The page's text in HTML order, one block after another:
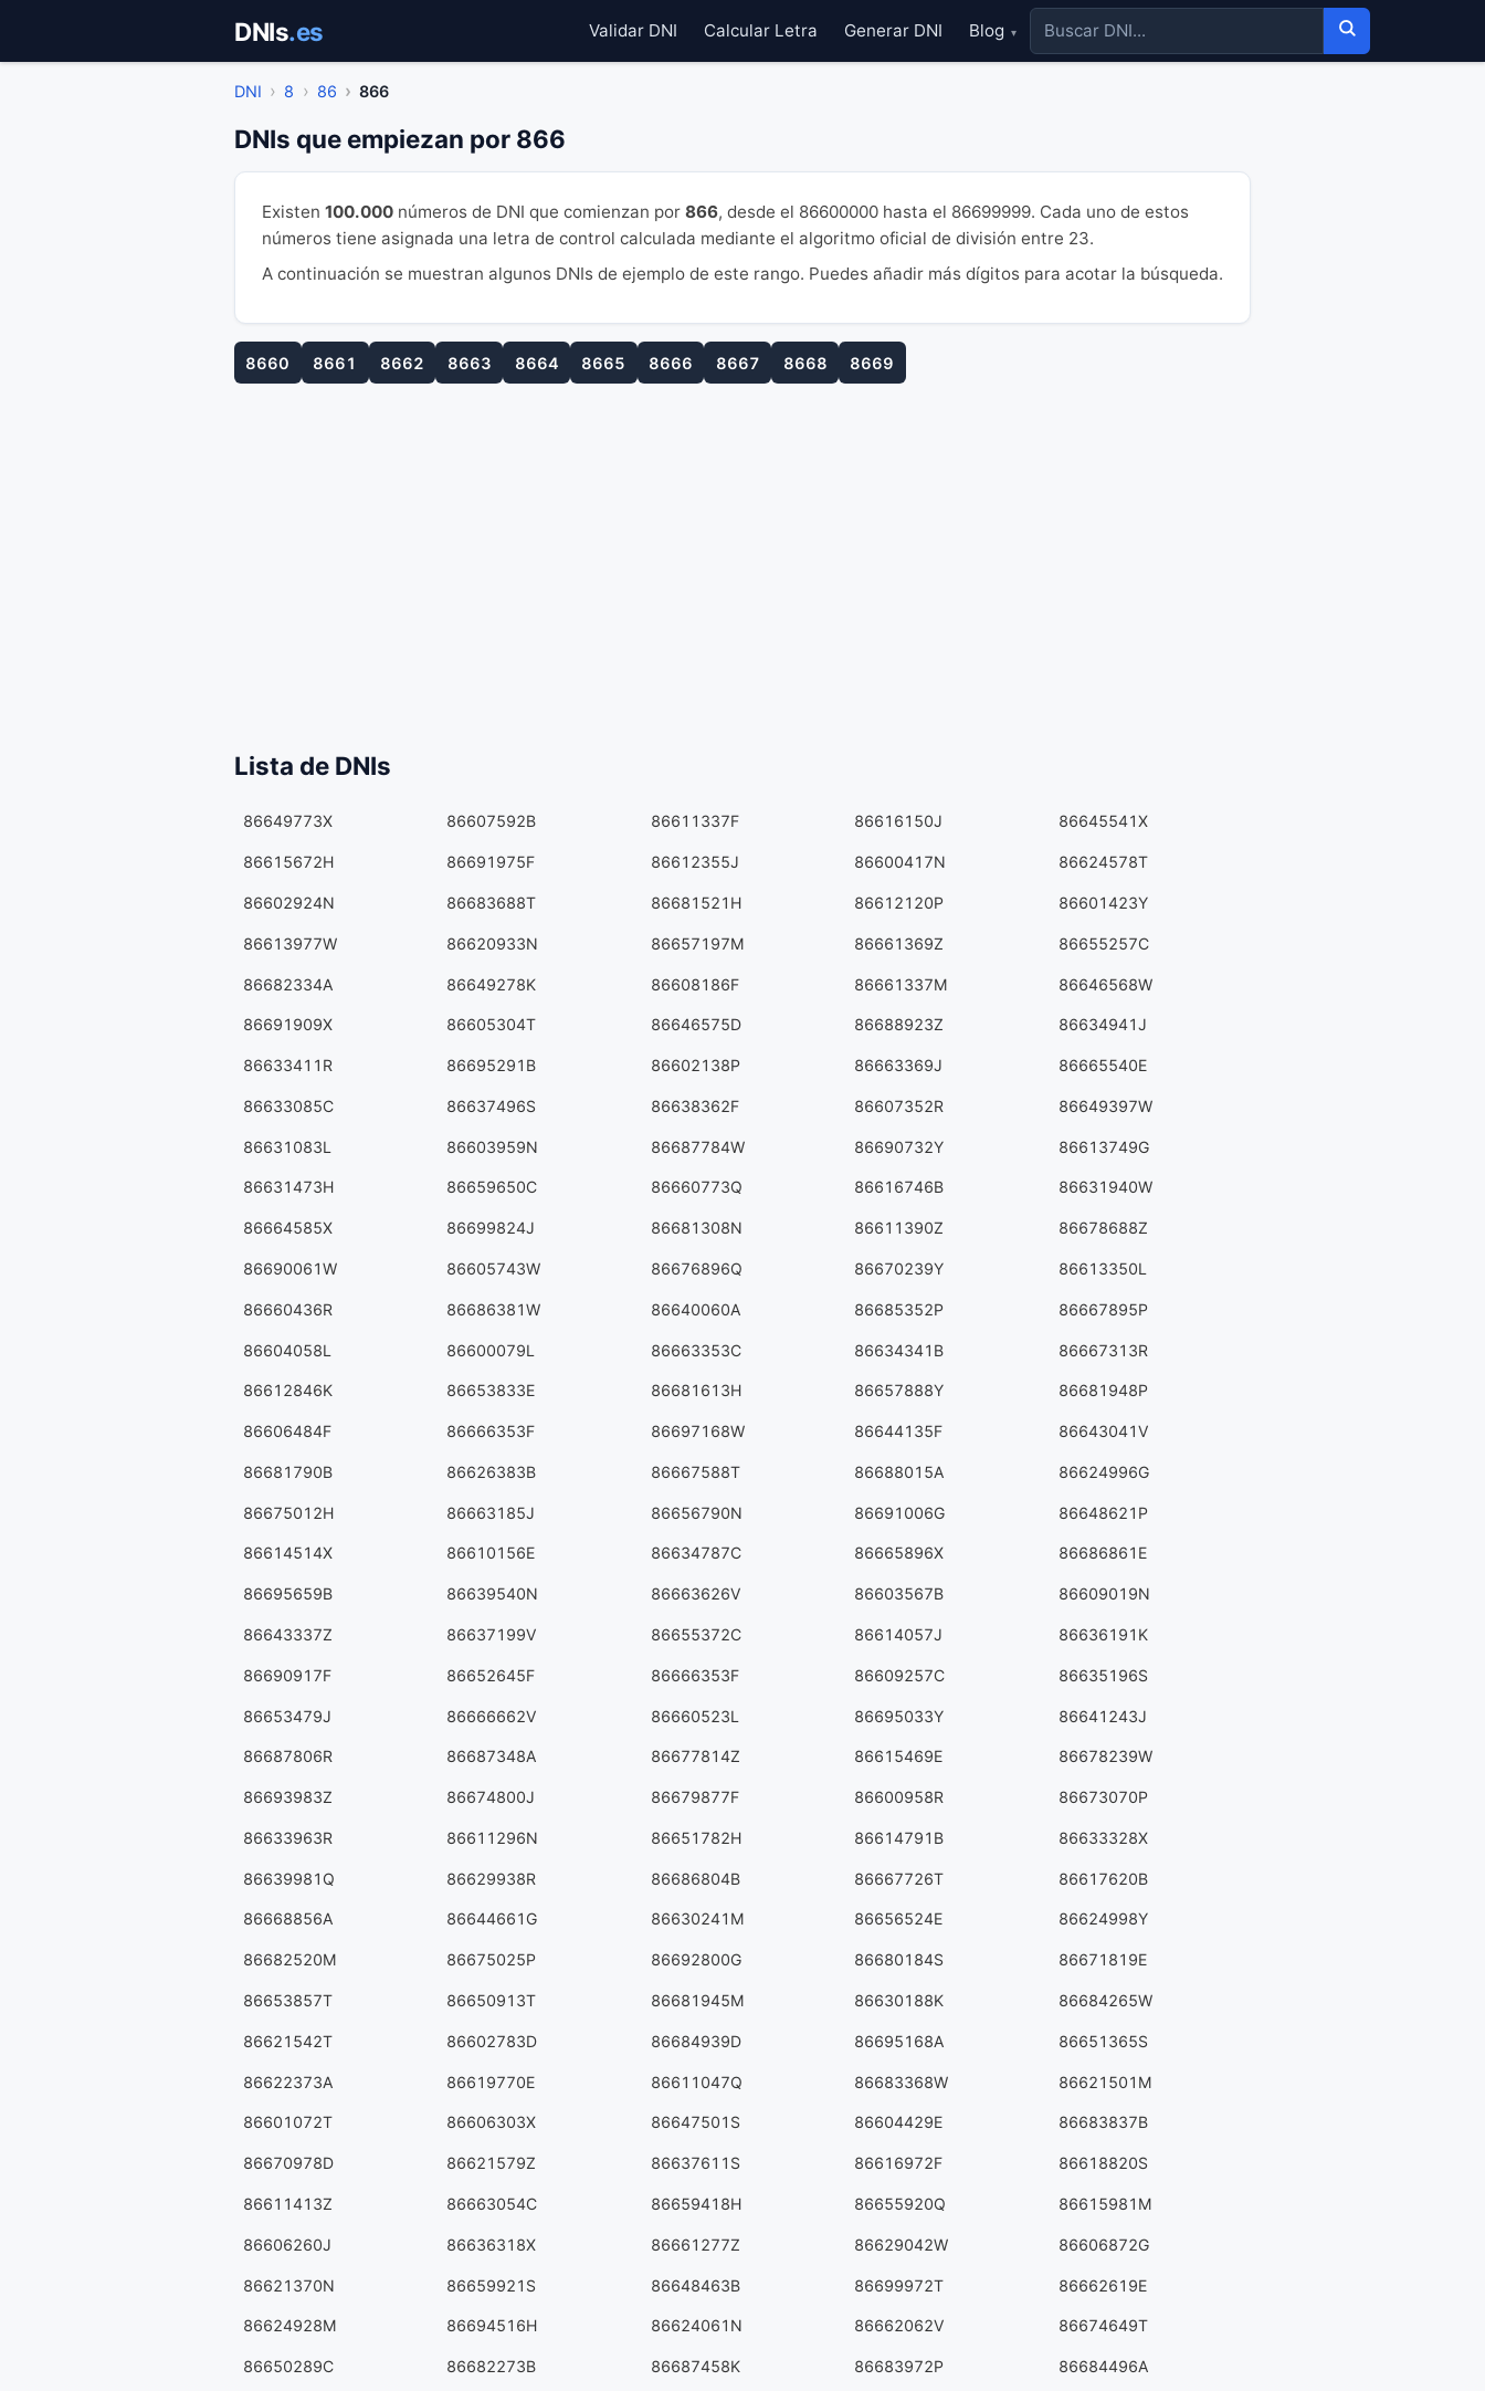
contenido
DNIs.es Validar DNI Calcular Letra Generar DNI Blog ▾
DNI 8 86 866
DNIs que empiezan por 866
Existen 100.000 números de DNI que comienzan por 866, desde el 86600000 hasta el 86699999. Cada uno de estos
números tiene asignada una letra de control calculada mediante el algoritmo oficial de división entre 23.
A continuación se muestran algunos DNIs de ejemplo de este rango. Puedes añadir más dígitos para acotar la búsqueda.
8660 8661 8662 8663 8664 8665 8666 8667 8668 8669
Lista de DNIs
86649773X 86607592B 86611337F 86616150J 86645541X
86615672H 86691975F 86612355J 86600417N 86624578T
86602924N 86683688T 86681521H 86612120P 86601423Y
86613977W 86620933N 86657197M 86661369Z 86655257C
86682334A 86649278K 86608186F 86661337M 86646568W
86691909X 86605304T 86646575D 86688923Z 86634941J
86633411R 86695291B 86602138P 86663369J 86665540E
86633085C 86637496S 86638362F 86607352R 86649397W
86631083L 86603959N 86687784W 86690732Y 86613749G
86631473H 86659650C 86660773Q 86616746B 86631940W
86664585X 86699824J 86681308N 86611390Z 86678688Z
86690061W 86605743W 86676896Q 86670239Y 86613350L
86660436R 86686381W 86640060A 86685352P 86667895P
86604058L 86600079L 86663353C 86634341B 86667313R
86612846K 86653833E 86681613H 86657888Y 86681948P
86606484F 86666353F 86697168W 86644135F 86643041V
86681790B 86626383B 86667588T 86688015A 86624996G
86675012H 86663185J 86656790N 86691006G 86648621P
86614514X 86610156E 86634787C 86665896X 86686861E
86695659B 86639540N 86663626V 86603567B 86609019N
86643337Z 86637199V 86655372C 86614057J 86636191K
86690917F 86652645F 86666353F 86609257C 86635196S
86653479J 86666662V 86660523L 86695033Y 86641243J
86687806R 86687348A 86677814Z 86615469E 86678239W
86693983Z 86674800J 86679877F 86600958R 86673070P
86633963R 86611296N 86651782H 86614791B 86633328X
86639981Q 86629938R 86686804B 86667726T 86617620B
86668856A 86644661G 86630241M 86656524E 86624998Y
86682520M 86675025P 86692800G 86680184S 86671819E
86653857T 86650913T 86681945M 86630188K 86684265W
86621542T 86602783D 86684939D 86695168A 86651365S
86622373A 86619770E 86611047Q 86683368W 86621501M
86601072T 86606303X 86647501S 86604429E 86683837B
86670978D 86621579Z 86637611S 86616972F 86618820S
86611413Z 86663054C 86659418H 86655920Q 86615981M
86606260J 86636318X 86661277Z 86629042W 86606872G
86621370N 86659921S 86648463B 86699972T 86662619E
86624928M 86694516H 86624061N 86662062V 86674649T
86650289C 86682273B 86687458K 86683972P 86684496A